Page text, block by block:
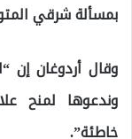
بمسألة شرقي
وقال أردوغان إن
وندعوها لمنح
خاطئة”.